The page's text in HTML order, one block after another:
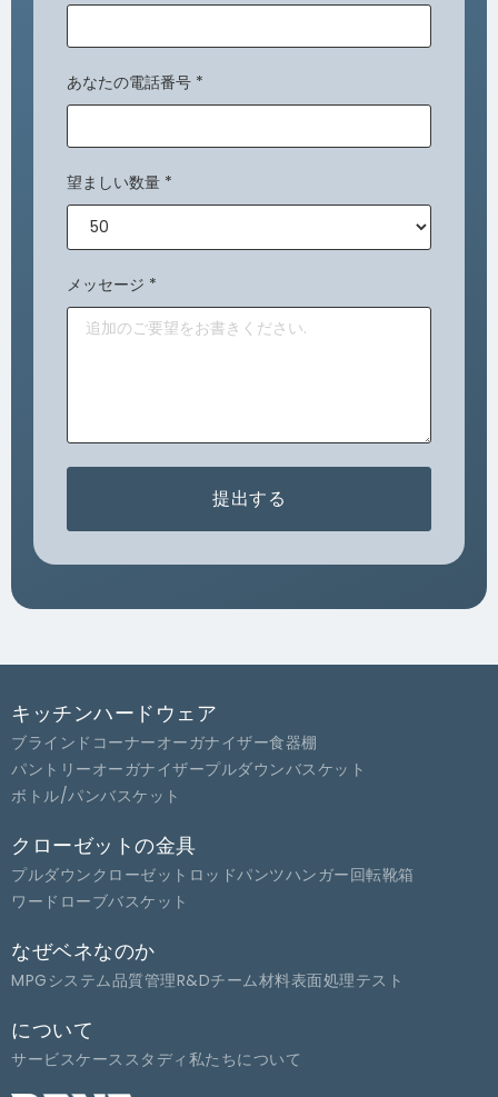
あなたの電話番号 *
望ましい数量 *
メッセージ *
提出する
キッチンハードウェア
ブラインドコーナーオーガナイザー食器棚
パントリーオーガナイザープルダウンバスケット
ボトル/パンバスケット
クローゼットの金具
プルダウンクローゼットロッドパンツハンガー回転靴箱
ワードローブバスケット
なぜベネなのか
MPGシステム品質管理R&Dチーム材料表面処理テスト
について
サービスケーススタディ 私たちについて